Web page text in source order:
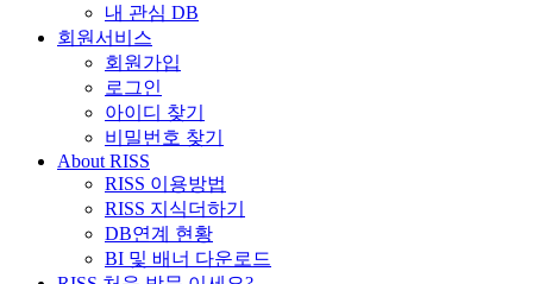
내 관심 DB
회원서비스
회원가입
로그인
아이디 찾기
비밀번호 찾기
About RISS
RISS 이용방법
RISS 지식더하기
DB연계 현황
BI 및 배너 다운로드